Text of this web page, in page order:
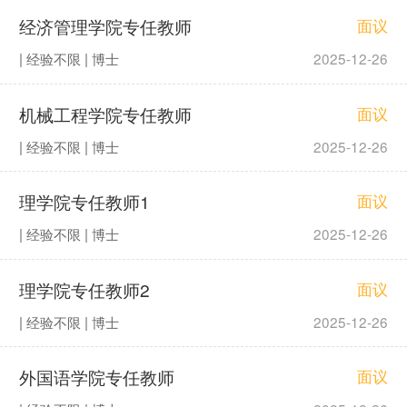
经济管理学院专任教师 面议
| 经验不限 | 博士 2025-12-26
机械工程学院专任教师 面议
| 经验不限 | 博士 2025-12-26
理学院专任教师1 面议
| 经验不限 | 博士 2025-12-26
理学院专任教师2 面议
| 经验不限 | 博士 2025-12-26
外国语学院专任教师 面议